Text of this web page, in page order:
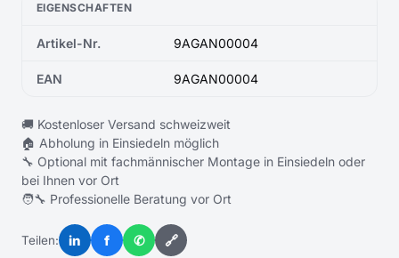
EIGENSCHAFTEN
Artikel-Nr. 9AGAN00004
EAN 9AGAN00004
🚚 Kostenloser Versand schweizweit
🏠 Abholung in Einsiedeln möglich
🔧 Optional mit fachmännischer Montage in Einsiedeln oder
bei Ihnen vor Ort
🧑‍🔧 Professionelle Beratung vor Ort
Teilen: in f ✆ 🔗